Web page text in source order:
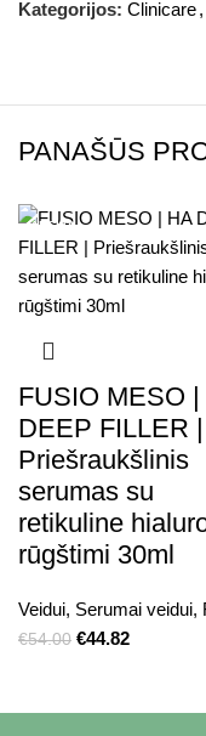
Kategorijos: Clinicare,
PANAŠŪS
AKCIJA
FUSIO MESO |
DEEP FILLER |
Priešraukšlinis
serumas su
retikuline
rūgštimi 30ml
Veidui, Serumai veidui,
€54.00 €44.82